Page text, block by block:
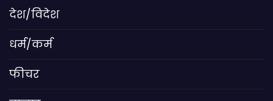
देश/विदेश
धर्म/कर्म
फीचर